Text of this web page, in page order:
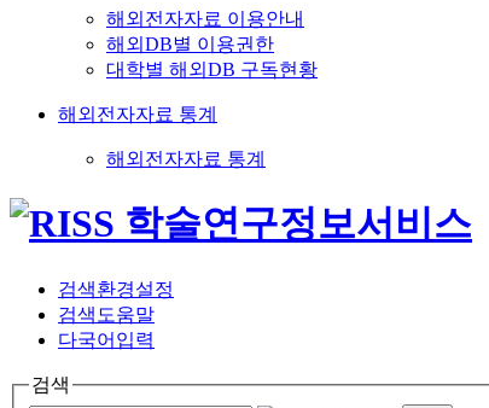
해외전자자료 이용안내
해외DB별 이용권한
대학별 해외DB 구독현황
해외전자자료 통계
해외전자자료 통계
검색환경설정
검색도움말
다국어입력
검색